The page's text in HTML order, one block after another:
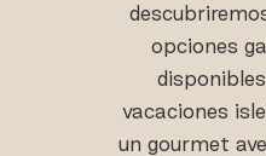
opciones
vacaciones
un gourmet